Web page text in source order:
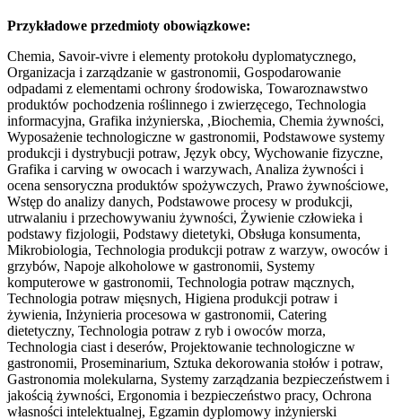
Przykładowe przedmioty obowiązkowe:
Chemia, Savoir-vivre i elementy protokołu dyplomatycznego,
Organizacja i zarządzanie w gastronomii, Gospodarowanie
odpadami z elementami ochrony środowiska, Towaroznawstwo
produktów pochodzenia roślinnego i zwierzęcego, Technologia
informacyjna, Grafika inżynierska, ,Biochemia, Chemia żywności,
Wyposażenie technologiczne w gastronomii, Podstawowe systemy
produkcji i dystrybucji potraw, Język obcy, Wychowanie fizyczne,
Grafika i carving w owocach i warzywach, Analiza żywności i
ocena sensoryczna produktów spożywczych, Prawo żywnościowe,
Wstęp do analizy danych, Podstawowe procesy w produkcji,
utrwalaniu i przechowywaniu żywności, Żywienie człowieka i
podstawy fizjologii, Podstawy dietetyki, Obsługa konsumenta,
Mikrobiologia, Technologia produkcji potraw z warzyw, owoców i
grzybów, Napoje alkoholowe w gastronomii, Systemy
komputerowe w gastronomii, Technologia potraw mącznych,
Technologia potraw mięsnych, Higiena produkcji potraw i
żywienia, Inżynieria procesowa w gastronomii, Catering
dietetyczny, Technologia potraw z ryb i owoców morza,
Technologia ciast i deserów, Projektowanie technologiczne w
gastronomii, Proseminarium, Sztuka dekorowania stołów i potraw,
Gastronomia molekularna, Systemy zarządzania bezpieczeństwem i
jakością żywności, Ergonomia i bezpieczeństwo pracy, Ochrona
własności intelektualnej, Egzamin dyplomowy inżynierski